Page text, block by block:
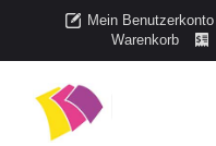
Mein Benutzerkonto
Warenkorb